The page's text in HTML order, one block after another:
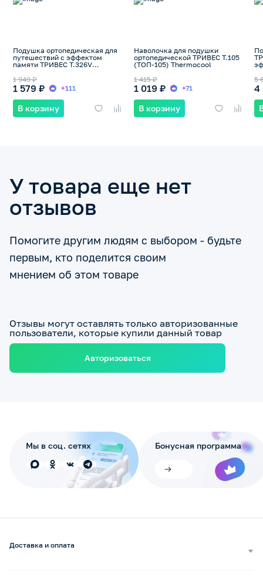
Подушка ортопедическая для
путешествий с эффектом
памяти ТРИВЕС Т.326V
1 579 ₽
1 949 ₽
+111
В корзину
Наволочка для подушки
ортопедической ТРИВЕС Т.105
(ТОП-105) Thermocool
1 019 ₽
1 415 ₽
+71
В корзину
4
5
У товара еще нет
отзывов
Помогите другим людям с выбором - будьте
первым, кто поделится своим
мнением об этом товаре
Отзывы могут оставлять только авторизованные
пользователи, которые купили данный товар
Авторизоваться
Мы в соц. сетях Бонусная программа
Доставка и оплата